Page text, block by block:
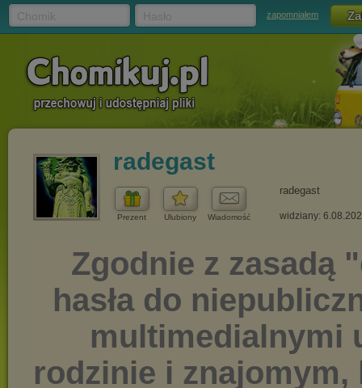
zapomniałem
radegast
Prezent Ulubiony Wiadomość
radegast
widziany: